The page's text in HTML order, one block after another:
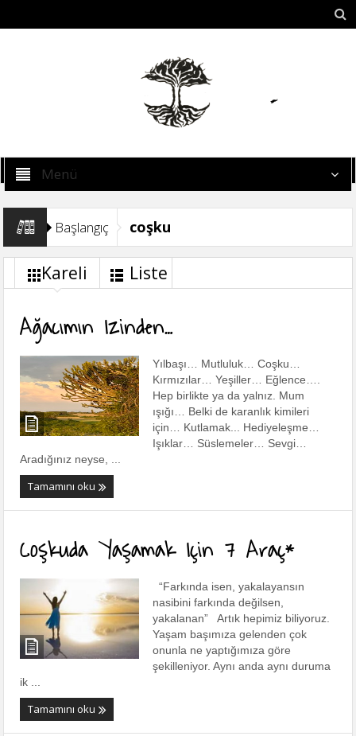
Menü
Başlangıç coşku
Kareli Liste
Ağacımın Izinden…
Yılbaşı… Mutluluk… Coşku…
Kırmızılar… Yeşiller… Eğlence….
Hep birlikte ya da yalnız. Mum
ışığı… Belki de karanlık kimileri
için… Kutlamak... Hediyeleşme…
Işıklar… Süslemeler… Sevgi…
Aradığınız neyse, ...
Tamamını oku
Coşkuda Yaşamak Için 7 Araç*
“Farkında isen, yakalayansın
nasibini farkında değilsen,
yakalanan” Artık hepimiz biliyoruz.
Yaşam başımıza gelenden çok
onunla ne yaptığımıza göre
şekilleniyor. Aynı anda aynı duruma
ik ...
Tamamını oku